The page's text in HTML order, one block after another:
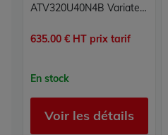
ATV320U40N4B Variateur de vitesse Altivar Schneider Telemecanique
635.00 € HT prix tarif
En stock
Voir les détails